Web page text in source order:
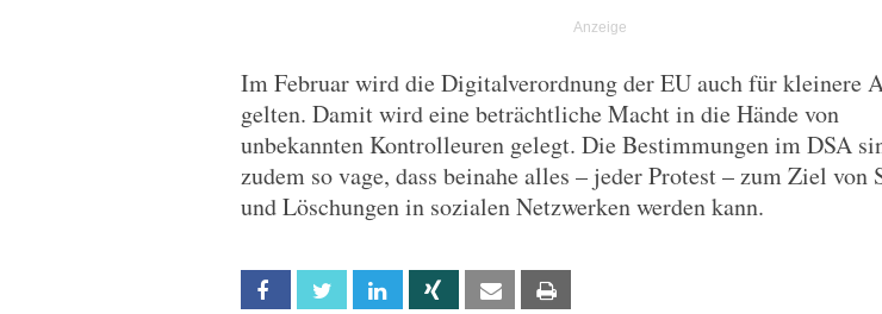
Im Februar wird die Digitalverordnung der EU auch für kleinere
gelten. Damit wird eine beträchtliche Macht in die Hände von
unbekannten Kontrolleuren gelegt. Die Bestimmungen im DSA
zudem so vage, dass beinahe alles – jeder Protest – zum Ziel von
und Löschungen in sozialen Netzwerken werden kann.
Facebook Twitter Linkedin Xing Email